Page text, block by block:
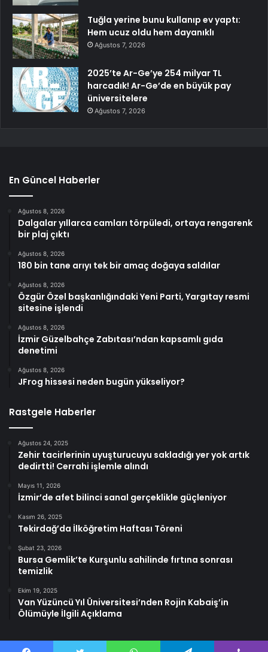
Tuğla yerine bunu kullanıp ev yaptı:
Hem ucuz oldu hem dayanıklı
Ağustos 7, 2026
2025’te Ar-Ge’ye 254 milyar TL
harcadık! Ar-Ge’de en büyük pay
üniversitelere
Ağustos 7, 2026
En Güncel Haberler
Ağustos 8, 2026
Dalgalar yıllarca camları törpüledi, ortaya rengarenk
bir plaj çıktı
Ağustos 8, 2026
180 bin tane arıyı tek bir amaç doğaya saldılar
Ağustos 8, 2026
Özgür Özel başkanlığındaki Yeni Parti, Yargıtay resmi
sitesine işlendi
Ağustos 8, 2026
İzmir Güzelbahçe Zabıtası’ndan kapsamlı gıda
denetimi
Ağustos 8, 2026
JFrog hissesi neden bugün yükseliyor?
Rastgele Haberler
Ağustos 24, 2025
Zehir tacirlerinin uyuşturucuyu sakladığı yer yok artık
dedirtti! Cerrahi işlemle alındı
Mayıs 11, 2026
İzmir’de afet bilinci sanal gerçeklikle güçleniyor
Kasım 26, 2025
Tekirdağ’da İlköğretim Haftası Töreni
Şubat 23, 2026
Bursa Gemlik’te Kurşunlu sahilinde fırtına sonrası
temizlik
Ekim 19, 2025
Van Yüzüncü Yıl Üniversitesi’nden Rojin Kabaiş’in
Ölümüyle İlgili Açıklama